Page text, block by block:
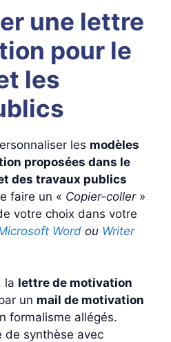
une lettre
pour le
les
les modèles
proposées dans le
des travaux publics
faire un « Copier-coller»
votre choix dans votre
Word ou Writer
la lettre de motivation
un mail de motivation
formalisme allégés.
de synthèse avec